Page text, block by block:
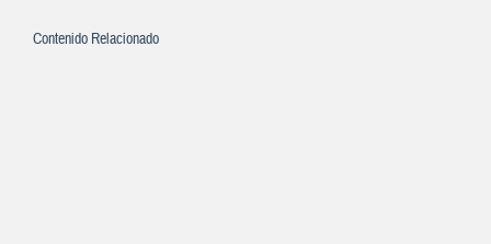
Contenido Relacionado